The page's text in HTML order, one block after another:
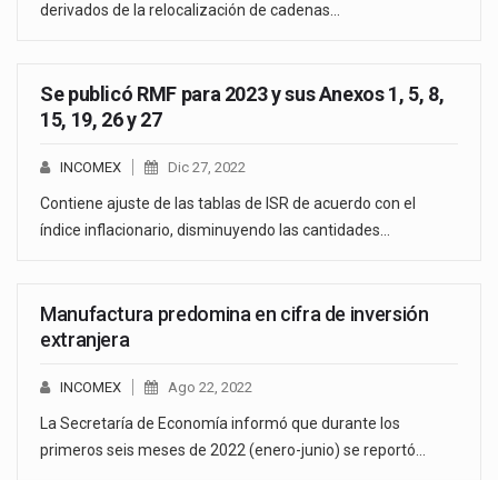
derivados de la relocalización de cadenas…
Se publicó RMF para 2023 y sus Anexos 1, 5, 8,
15, 19, 26 y 27
INCOMEX Dic 27, 2022
Contiene ajuste de las tablas de ISR de acuerdo con el
índice inflacionario, disminuyendo las cantidades…
Manufactura predomina en cifra de inversión
extranjera
INCOMEX Ago 22, 2022
La Secretaría de Economía informó que durante los
primeros seis meses de 2022 (enero-junio) se reportó…